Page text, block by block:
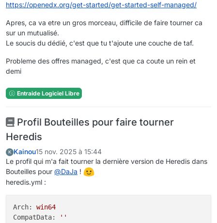
https://openedx.org/get-started/get-started-self-managed/
Apres, ca va etre un gros morceau, difficile de faire tourner ca
sur un mutualisé.
Le soucis du dédié, c'est que tu t'ajoute une couche de taf.
Probleme des offres managed, c'est que ca coute un rein et
demi
Entraide Logiciel Libre
Profil Bouteilles pour faire tourner
Heredis
K Kainou15 nov. 2025 à 15:44
Le profil qui m'a fait tourner la dernière version de Heredis dans
Bouteilles pour @DaJa !
heredis.yml :
Arch:
win64
CompatData:
''